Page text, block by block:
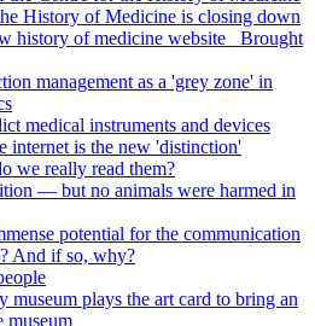
History of Medicine is closing down
history of medicine website _Brought
management as a 'grey zone' in
medical instruments and devices
internet is the new 'distinction'
we really read them?
— but no animals were harmed in
potential for the communication
And if so, why?
museum plays the art card to bring an
museum